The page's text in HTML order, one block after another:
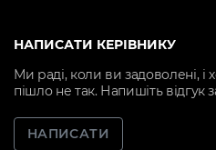
НАПИСАТИ КЕРІВНИКУ
Ми раді, коли ви задоволені,
пішло не так. Напишіть відгук
НАПИСАТИ